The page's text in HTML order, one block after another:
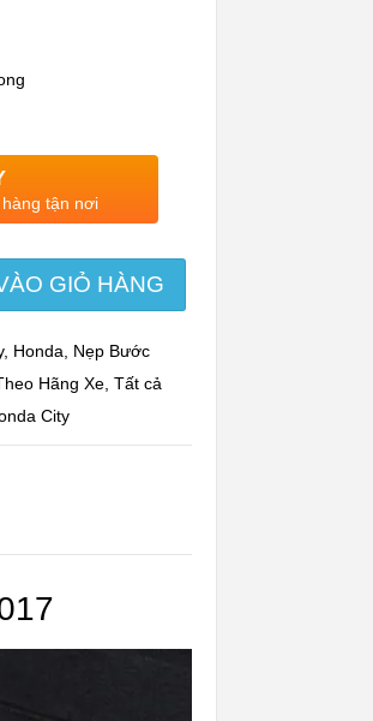
tận nơi
GIỎ HÀNG
, Honda
Nẹp Bước
Hãng Xe ,Tất cả
City